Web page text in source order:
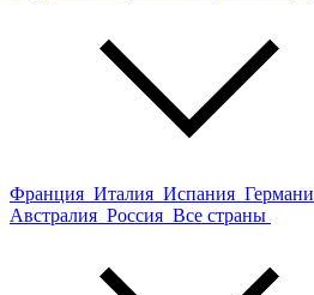
Франция Италия Испания
Австралия Россия Все страны